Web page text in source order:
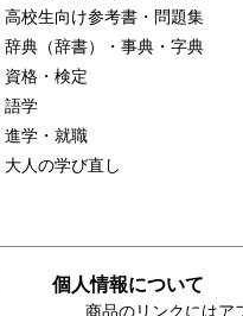
高校生向け参考書・問題集
辞典（辞書）・事典・字典
資格・検定
語学
進学・就職
大人の学び直し
個人情報について
商品のリンクにはア